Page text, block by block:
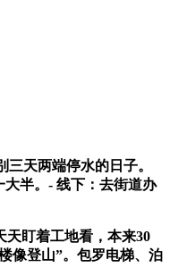
天两端停水的日子。
半。- 线下：去街道办
盯着工地看，本来30
像登山”。包罗电梯、泊